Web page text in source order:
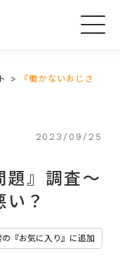
>
『働かないおじさ
2023/09/25
題』調査～
？
『お気に入り』に追加